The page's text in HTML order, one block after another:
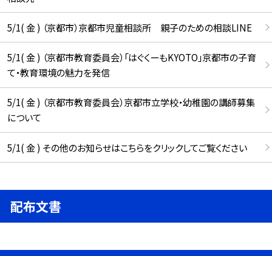
5/1( 金 ) （京都市）京都市児童相談所 親子のための相談LINE
5/1( 金 ) （京都市教育委員会）「はぐくーもKYOTO」京都市の子育
て・教育環境の魅力を発信
5/1( 金 ) （京都市教育委員会）京都市立学校・幼稚園の講師募集
について
5/1( 金 ) その他のお知らせはこちらをクリックしてご覧ください
配布文書